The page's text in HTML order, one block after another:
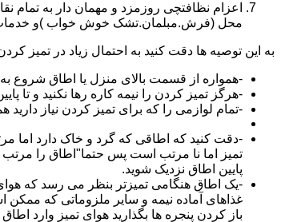
محل (فرش.مبلمان.تشک خوش خواب )و خدمات
به این توصیه ها دقت کنید به احتمال زیاد در تمیز
-همواره از قسمت بالای منزل یا اطاق شروع
-هرگز تمیز کردن را نیمه کاره رها نکنید و تا
-تمام لوازمی را که برای تمیز کردن نیاز دارید
-دقت کنید که اطاقی که گرد و خاک دارد اما
تمیز اما نا مرتب است پس حتما"اطاق را
پایین اطاق نزدیک شوید.
-یک اطاق هنگامی تمیزتر بنظر می رسد که
غذاهای آماده نیمه و سایر ملزوماتی که ممکن
باز کردن پنجره ها بگذارید هوای تمیز وارد